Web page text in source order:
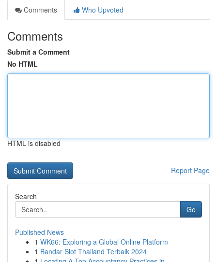
Comments
Who Upvoted
Comments
Submit a Comment
No HTML
HTML is disabled
Report Page
Search
Go
Published News
1 WK66: Exploring a Global Online Platform
1 Bandar Slot Thailand Terbaik 2024